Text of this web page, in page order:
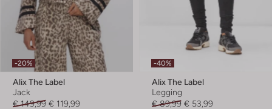
-20%
Alix The Label
Jack
€ 149,99 € 119,99
-40%
Alix The Label
Legging
€ 89,99 € 53,99